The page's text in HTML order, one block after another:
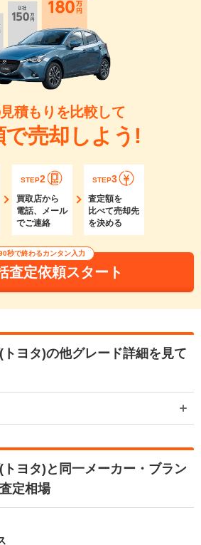
積もりを比較して
で売却しよう!
STEP2
買取店から
電話、メール
でご連絡
STEP3
査定額を
比べて売却先
を決める
秒で終わるカンタン入力
査定依頼スタート
ヨタ)の他グレード詳細を見て
トヨタ)と同一メーカー・ブラン
定相場